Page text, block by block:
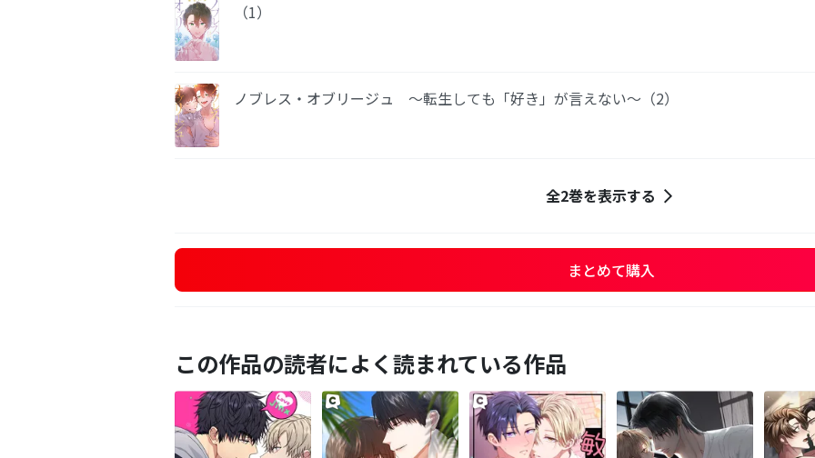
（1）
ノブレス・オブリージュ ～転生しても「好き」が言えない～（2）
全2巻を表示する
まとめて購入
この作品の読者によく読まれている作品